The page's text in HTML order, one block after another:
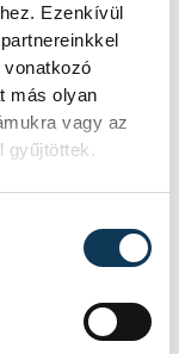
Ezenkívül
vonatkozó
más olyan
vagy az
gyűjtöttek.
NB I,
SZEGED
RÉSZLETEK